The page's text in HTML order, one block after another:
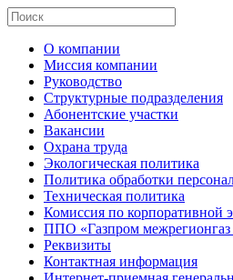
О компании
Миссия компании
Руководство
Структурные подразделения
Абонентские участки
Вакансии
Охрана труда
Экологическая политика
Политика обработки
Техническая политика
Комиссия по корпоративной
ППО «Газпром межрегионгаз
Реквизиты
Контактная информация